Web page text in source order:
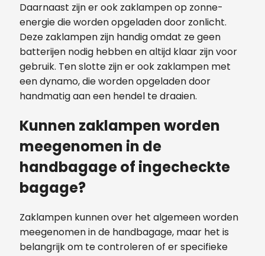
Daarnaast zijn er ook zaklampen op zonne-
energie die worden opgeladen door zonlicht.
Deze zaklampen zijn handig omdat ze geen
batterijen nodig hebben en altijd klaar zijn voor
gebruik. Ten slotte zijn er ook zaklampen met
een dynamo, die worden opgeladen door
handmatig aan een hendel te draaien.
Kunnen zaklampen worden
meegenomen in de
handbagage of ingecheckte
bagage?
Zaklampen kunnen over het algemeen worden
meegenomen in de handbagage, maar het is
belangrijk om te controleren of er specifieke